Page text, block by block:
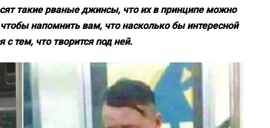
такие рваные джинсы, что их в принципе можно
напомнить вам, что насколько бы интересной
тем, что творится под ней.